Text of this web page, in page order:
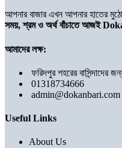
আপনার বাজার এখন আপনার হাতের
সময়, শ্রম ও অর্থ বাঁচাতে আজই
আমাদের লক্ষ:
ফরিদপুর শহরের বাসিন্দাদের
01318734666
admin@dokanbari.com
Useful Links
About Us